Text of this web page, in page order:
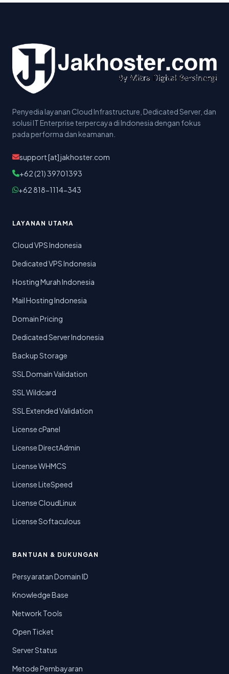
Penyedia layanan Cloud Infrastructure, Dedicated Server, dan
solusi IT Enterprise terpercaya di Indonesia dengan fokus
pada performa dan keamanan.
support [at] jakhoster.com
+62 (21) 39701393
+62 818-1114-343
LAYANAN UTAMA
Cloud VPS Indonesia
Dedicated VPS Indonesia
Hosting Murah Indonesia
Mail Hosting Indonesia
Domain Pricing
Dedicated Server Indonesia
Backup Storage
SSL Domain Validation
SSL Wildcard
SSL Extended Validation
License cPanel
License DirectAdmin
License WHMCS
License LiteSpeed
License CloudLinux
License Softaculous
BANTUAN & DUKUNGAN
Persyaratan Domain ID
Knowledge Base
Network Tools
Open Ticket
Server Status
Metode Pembayaran